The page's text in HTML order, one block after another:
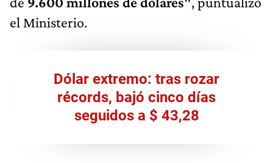
el Ministerio.
Dólar extremo: tras rozar
récords, bajó cinco días
seguidos a $ 43,28